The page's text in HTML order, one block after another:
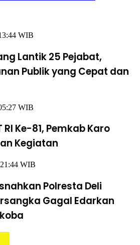
WIB
Lantik 25 Pejabat,
Publik yang Cepat dan
WIB
Ke-81, Pemkab Karo
Kegiatan
WIB
Polresta Deli
Gagal Edarkan